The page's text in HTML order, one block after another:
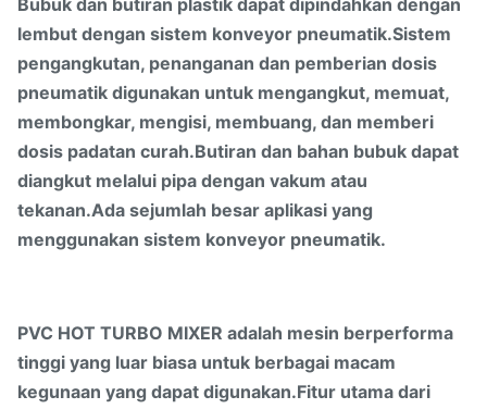
Bubuk dan butiran plastik dapat dipindahkan dengan
lembut dengan sistem konveyor pneumatik.Sistem
pengangkutan, penanganan dan pemberian dosis
pneumatik digunakan untuk mengangkut, memuat,
membongkar, mengisi, membuang, dan memberi
dosis padatan curah.Butiran dan bahan bubuk dapat
diangkut melalui pipa dengan vakum atau
tekanan.Ada sejumlah besar aplikasi yang
menggunakan sistem konveyor pneumatik.
PVC HOT TURBO MIXER adalah mesin berperforma
tinggi yang luar biasa untuk berbagai macam
kegunaan yang dapat digunakan.Fitur utama dari